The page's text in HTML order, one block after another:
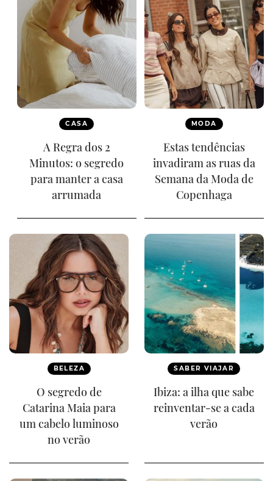
CASA
A Regra dos 2
Minutos: o segredo
para manter a casa
arrumada
MODA
Estas tendências
invadiram as ruas da
Semana da Moda de
Copenhaga
BELEZA
O segredo de
Catarina Maia para
um cabelo luminoso
no verão
SABER VIAJAR
Ibiza: a ilha que sabe
reinventar-se a cada
verão